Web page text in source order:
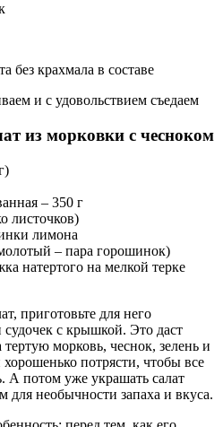
без крахмала в составе
и с удовольствием съедаем
из морковки с чесноком
– 350 г
листочков)
лимона
– пара горошинок)
натертого на мелкой терке
приготовьте для него
с крышкой. Это даст
морковь, чеснок, зелень и
потрясти, чтобы все
А потом уже украшать салат
необычности запаха и вкуса.